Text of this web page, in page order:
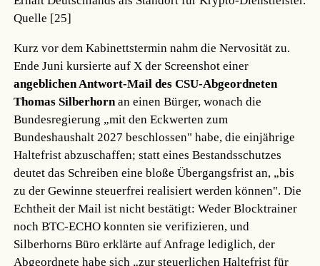
Quelle [25]
Kurz vor dem Kabinettstermin nahm die Nervosität zu.
Ende Juni kursierte auf X der Screenshot einer
angeblichen Antwort-Mail des CSU-Abgeordneten
Thomas Silberhornan einen Bürger, wonach die
Bundesregierung „mit den Eckwerten zum
Bundeshaushalt 2027 beschlossen" habe, die einjährige
Haltefrist abzuschaffen; statt eines Bestandsschutzes
deutet das Schreiben eine bloße Übergangsfrist an, „bis
zu der Gewinne steuerfrei realisiert werden können". Die
Echtheit der Mail ist nicht bestätigt: Weder Blocktrainer
noch BTC-ECHO konnten sie verifizieren, und
Silberhorns Büro erklärte auf Anfrage lediglich, der
Abgeordnete habe sich „zur steuerlichen Haltefrist für